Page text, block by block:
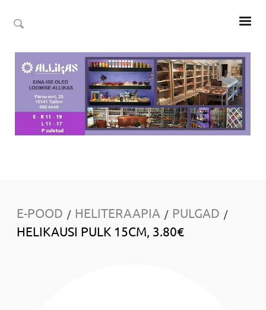
E-POOD / HELITERAAPIA / PULGAD /
HELIKAUSI PULK 15CM, 3.80€